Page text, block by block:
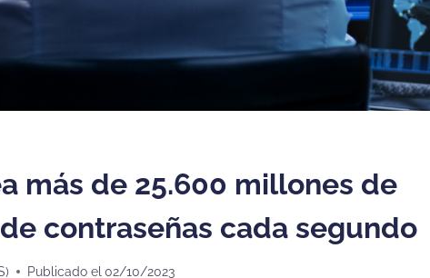
más de 25.600 millones de
contraseñas cada segundo
Publicado el 02/10/2023